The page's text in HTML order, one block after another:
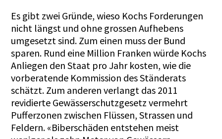
Es gibt zwei Gründe, wieso Kochs Forderungen
nicht längst und ohne grossen Aufhebens
umgesetzt sind. Zum einen muss der Bund
sparen. Rund eine Million Franken würde Kochs
Anliegen den Staat pro Jahr kosten, wie die
vorberatende Kommission des Ständerats
schätzt. Zum anderen verlangt das 2011
revidierte Gewässerschutzgesetz vermehrt
Pufferzonen zwischen Flüssen, Strassen und
Feldern. «Biberschäden entstehen meist